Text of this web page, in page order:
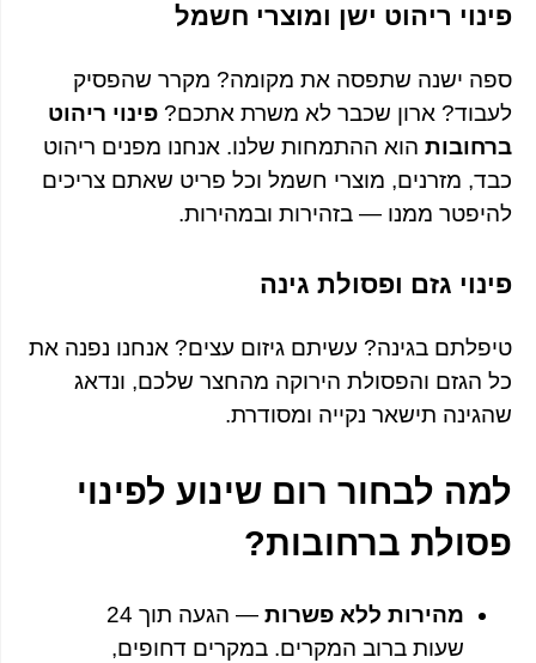
פינוי ריהוט ישן ומוצרי חשמל
ספה ישנה שתפסה את מקומה? מקרר שהפסיק
לעבוד? ארון שכבר לא משרת אתכם? פינוי ריהוט
ברחובות הוא ההתמחות שלנו. אנחנו מפנים ריהוט
כבד, מזרנים, מוצרי חשמל וכל פריט שאתם צריכים
להיפטר ממנו — בזהירות ובמהירות.
פינוי גזם ופסולת גינה
טיפלתם בגינה? עשיתם גיזום עצים? אנחנו נפנה את
כל הגזם והפסולת הירוקה מהחצר שלכם, ונדאג
שהגינה תישאר נקייה ומסודרת.
למה לבחור רום שינוע לפינוי
פסולת ברחובות?
מהירות ללא פשרות
— הגעה תוך 24
שעות ברוב המקרים. במקרים דחופים,